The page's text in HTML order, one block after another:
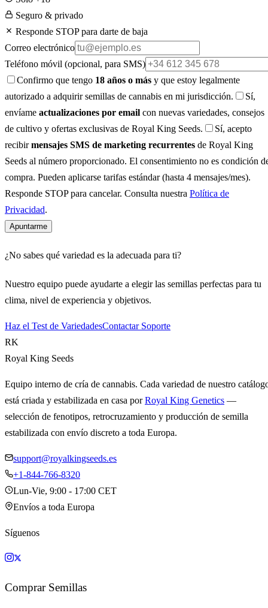
Seguro & privado
Responde STOP para darte de baja
Correo electrónico
Teléfono móvil (opcional, para SMS)
Confirmo que tengo 18 años o más y que estoy legalmente
autorizado a adquirir semillas de cannabis en mi jurisdicción.
Sí,
envíame actualizaciones por email con nuevas variedades, consejos
de cultivo y ofertas exclusivas de Royal King Seeds.
Sí, acepto
recibirmensajes SMS de marketing recurrentes de Royal King
Seeds al número proporcionado. El consentimiento no es condición
compra. Pueden aplicarse tarifas estándar (hasta 4 mensajes/mes).
Responde STOP para cancelar. Consulta nuestra Política de
Privacidad.
Apuntarme
¿No sabes qué variedad es la adecuada para ti?
Nuestro equipo puede ayudarte a elegir las semillas perfectas para tu
clima, nivel de experiencia y objetivos.
Haz el Test de VariedadesContactar Soporte
RK
Royal King Seeds
Equipo interno de cría de cannabis. Cada variedad de nuestro
está criada y estabilizada en casa porRoyal King Genetics —
selección de fenotipos, retrocruzamiento y producción de semilla
estabilizada con envío discreto a toda Europa.
support@royalkingseeds.es
+1-844-766-8320
Lun-Vie, 9:00 - 17:00 CET
Envíos a toda Europa
Síguenos
Comprar Semillas